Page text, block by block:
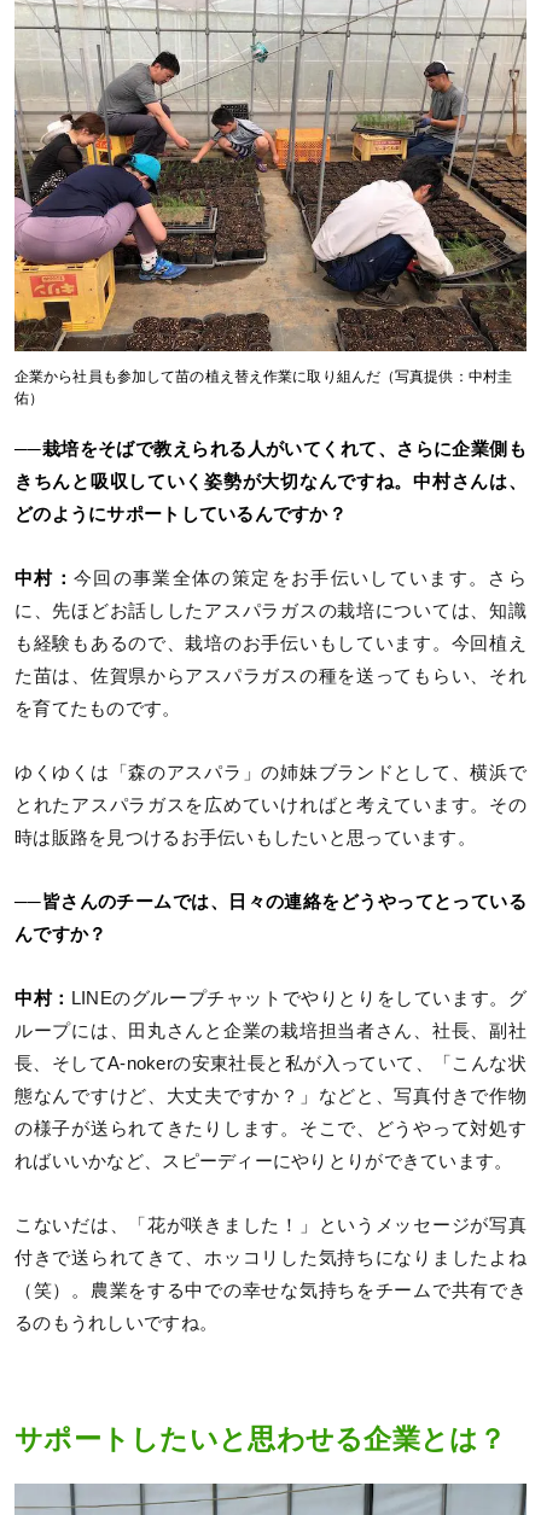
企業から社員も参加して苗の植え替え作業に取り組んだ（写真提供：中村圭
佑）
──栽培をそばで教えられる人がいてくれて、さらに企業側も
きちんと吸収していく姿勢が大切なんですね。中村さんは、
どのようにサポートしているんですか？
中村：今回の事業全体の策定をお手伝いしています。さら
に、先ほどお話ししたアスパラガスの栽培については、知識
も経験もあるので、栽培のお手伝いもしています。今回植え
た苗は、佐賀県からアスパラガスの種を送ってもらい、それ
を育てたものです。
ゆくゆくは「森のアスパラ」の姉妹ブランドとして、横浜で
とれたアスパラガスを広めていければと考えています。その
時は販路を見つけるお手伝いもしたいと思っています。
──皆さんのチームでは、日々の連絡をどうやってとっている
んですか？
中村：
LINEのグループチャットでやりとりをしています。グ
ループには、田丸さんと企業の栽培担当者さん、社長、副社
長、そしてA-nokerの安東社長と私が入っていて、「こんな状
態なんですけど、大丈夫ですか？」などと、写真付きで作物
の様子が送られてきたりします。そこで、どうやって対処す
ればいいかなど、スピーディーにやりとりができています。
こないだは、「花が咲きました！」というメッセージが写真
付きで送られてきて、ホッコリした気持ちになりましたよね
（笑）。農業をする中での幸せな気持ちをチームで共有でき
るのもうれしいですね。
サポートしたいと思わせる企業とは？